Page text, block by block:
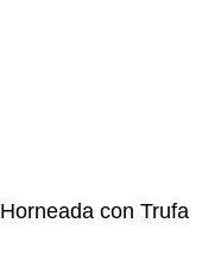
con Trufa